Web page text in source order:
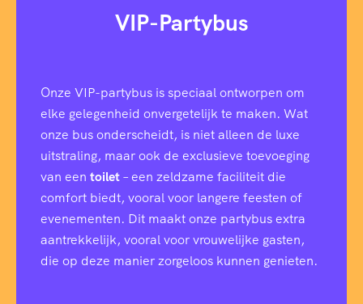
VIP-Partybus
Onze VIP-partybus is speciaal ontworpen om
elke gelegenheid onvergetelijk te maken. Wat
onze bus onderscheidt, is niet alleen de luxe
uitstraling, maar ook de exclusieve toevoeging
van een toilet– een zeldzame faciliteit die
comfort biedt, vooral voor langere feesten of
evenementen. Dit maakt onze partybus extra
aantrekkelijk, vooral voor vrouwelijke gasten,
die op deze manier zorgeloos kunnen genieten.